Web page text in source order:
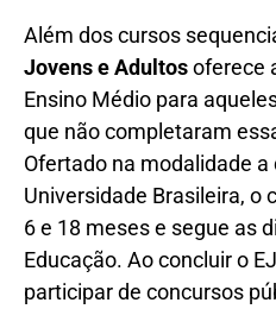
Além dos cursos
Jovens e Adultosoferece
Ensino Médio para
que não completaram
Ofertado na modalidade a
Universidade Brasileira, o
6 e 18 meses e segue as
Educação. Ao concluir o
participar de concursos